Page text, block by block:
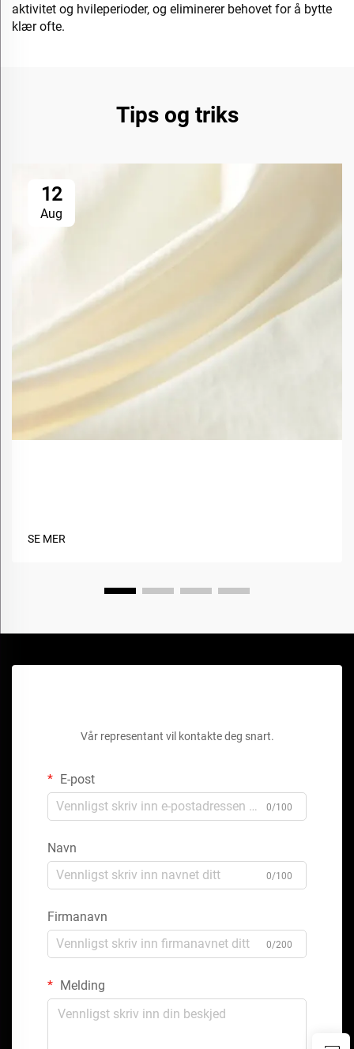
aktivitet og hvileperioder, og eliminerer behovet for å bytte
klær ofte.
Tips og triks
12
Aug
SE MER
Vår representant vil kontakte deg snart.
E-post
0/100
Navn
0/100
Firmanavn
0/200
Melding